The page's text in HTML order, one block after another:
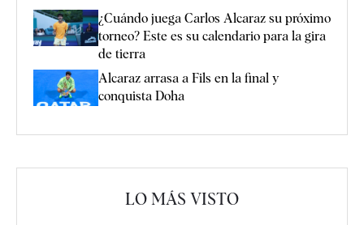
¿Cuándo juega Carlos Alcaraz su próximo
torneo? Este es su calendario para la gira
de tierra
Alcaraz arrasa a Fils en la final y
conquista Doha
LO MÁS VISTO